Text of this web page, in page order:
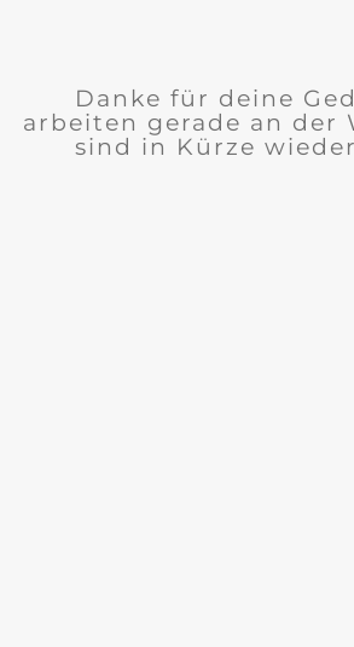
Danke für deine
arbeiten gerade an der
sind in Kürze